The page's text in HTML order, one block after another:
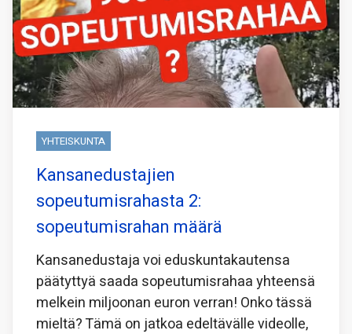
YHTEISKUNTA
Kansanedustajien
sopeutumisrahasta 2:
sopeutumisrahan määrä
Kansanedustaja voi eduskuntakautensa
päätyttyä saada sopeutumisrahaa yhteensä
melkein miljoonan euron verran! Onko tässä
mieltä? Tämä on jatkoa edeltävälle videolle,